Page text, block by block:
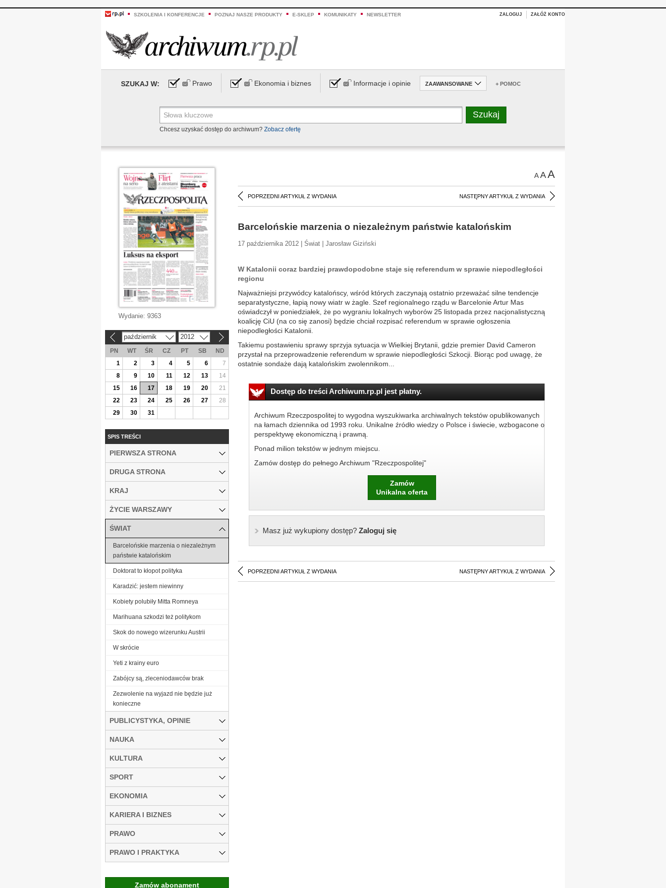
SZKOLENIA I KONFERENCJE POZNAJ NASZE PRODUKTY E-SKLEP KOMUNIKATY NEWSLETTER ZALOGUJ ZAŁÓŻ KONTO
SZUKAJ W: Prawo Ekonomia i biznes Informacje i opinie ZAAWANSOWANE + POMOC
Chcesz uzyskać dostęp do archiwum? Zobacz ofertę
AAA
POPRZEDNI ARTYKUŁ Z WYDANIA NASTĘPNY ARTYKUŁ Z WYDANIA
Barcelońskie marzenia o niezależnym państwie katalońskim
17 października 2012 | Świat | Jarosław Giziński
W Katalonii coraz bardziej prawdopodobne staje się referendum w sprawie niepodległości
regionu
Najważniejsi przywódcy katalońscy, wśród których zaczynają ostatnio przeważać silne tendencje
separatystyczne, łapią nowy wiatr w żagle. Szef regionalnego rządu w Barcelonie Artur Mas
oświadczył w poniedziałek, że po wygraniu lokalnych wyborów 25 listopada przez nacjonalistyczną
koalicję CiU (na co się zanosi) będzie chciał rozpisać referendum w sprawie ogłoszenia
niepodległości Katalonii.
Takiemu postawieniu sprawy sprzyja sytuacja w Wielkiej Brytanii, gdzie premier David Cameron
przystał na przeprowadzenie referendum w sprawie niepodległości Szkocji. Biorąc pod uwagę, że
ostatnie sondaże dają katalońskim zwolennikom...
Dostęp do treści Archiwum.rp.pl jest płatny.
Archiwum Rzeczpospolitej to wygodna wyszukiwarka archiwalnych tekstów opublikowanych
na łamach dziennika od 1993 roku. Unikalne źródło wiedzy o Polsce i świecie, wzbogacone o
perspektywę ekonomiczną i prawną.
Ponad milion tekstów w jednym miejscu.
Zamów dostęp do pełnego Archiwum "Rzeczpospolitej"
Zamów
Unikalna oferta
Masz już wykupiony dostęp?Zaloguj się
POPRZEDNI ARTYKUŁ Z WYDANIA NASTĘPNY ARTYKUŁ Z WYDANIA
Wydanie: 9363
październik 2012
PN WT ŚR CZ PT SB
ND
1
2 3 4 5 6
7
8
9 10 11 12 13
14
15
16 17 18 19 20
21
22
23 24 25 26 27
28
29
30 31
SPIS TREŚCI
PIERWSZA STRONA
DRUGA STRONA
KRAJ
ŻYCIE WARSZAWY
ŚWIAT
Barcelońskie marzenia o niezależnym
państwie katalońskim
Doktorat to kłopot polityka
Karadzić: jestem niewinny
Kobiety polubiły Mitta Romneya
Marihuana szkodzi też politykom
Skok do nowego wizerunku Austrii
W skrócie
Yeti z krainy euro
Zabójcy są, zleceniodawców brak
Zezwolenie na wyjazd nie będzie już
konieczne
PUBLICYSTYKA, OPINIE
NAUKA
KULTURA
SPORT
EKONOMIA
KARIERA I BIZNES
PRAWO
PRAWO I PRAKTYKA
Zamów abonament